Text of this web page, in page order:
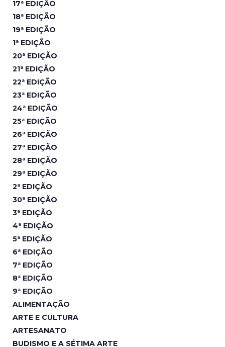
17ª EDIÇÃO
18ª EDIÇÃO
19ª EDIÇÃO
1ª EDIÇÃO
20ª EDIÇÃO
21ª EDIÇÃO
22ª EDIÇÃO
23ª EDIÇÃO
24ª EDIÇÃO
25ª EDIÇÃO
26ª EDIÇÃO
27ª EDIÇÃO
28ª EDIÇÃO
29ª EDIÇÃO
2ª EDIÇÃO
30ª EDIÇÃO
3ª EDIÇÃO
4ª EDIÇÃO
5ª EDIÇÃO
6ª EDIÇÃO
7ª EDIÇÃO
8ª EDIÇÃO
9ª EDIÇÃO
ALIMENTAÇÃO
ARTE E CULTURA
ARTESANATO
BUDISMO E A SÉTIMA ARTE